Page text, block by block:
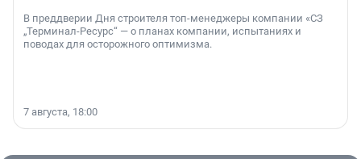
В преддверии Дня строителя топ-менеджеры компании «СЗ
„Терминал-Ресурс“ — о планах компании, испытаниях и
поводах для осторожного оптимизма.
7 августа, 18:00